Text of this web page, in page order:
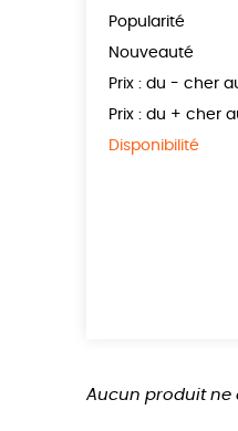
Popularité
Nouveauté
Prix : du - cher
Prix : du + cher
Disponibilité
Aucun produit ne